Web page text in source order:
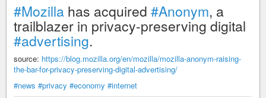
#Mozilla has acquired #Anonym, a
trailblazer in privacy-preserving digital
#advertising.
source: https://blog.mozilla.org/en/mozilla/mozilla-anonym-raising-
the-bar-for-privacy-preserving-digital-advertising/
#news #privacy #economy #internet